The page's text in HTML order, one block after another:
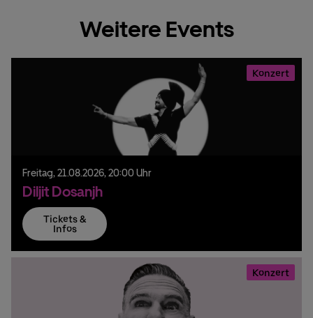
Weitere Events
Konzert
Freitag, 21.08.2026, 20:00 Uhr
Diljit Dosanjh
Tickets &
Infos
Konzert